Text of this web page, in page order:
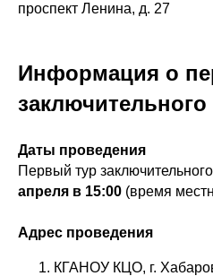
проспект Ленина, д. 27
Информация о
заключительного
Даты проведения
Первый тур
апреля в 15:00 (время
Адрес проведения
КГАНОУ КЦО, г.